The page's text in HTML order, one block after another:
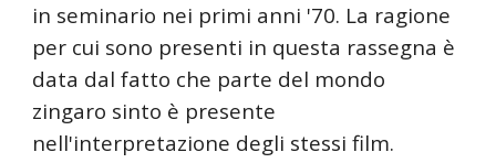
in seminario nei primi anni '70. La ragione
per cui sono presenti in questa rassegna è
data dal fatto che parte del mondo
zingaro sinto è presente
nell'interpretazione degli stessi film.